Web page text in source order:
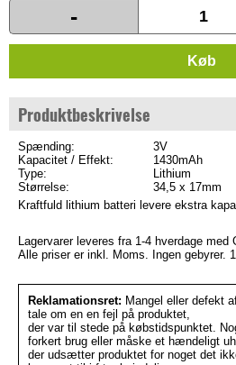
-
Køb
Produktbeskrivelse
Spænding:
3V
Kapacitet / Effekt:
1430mAh
Type:
Lithium
Størrelse:
34,5 x 17mm
Kraftfuld lithium batteri levere ekstra
Lagervarer leveres fra 1-4 hverdage med
Alle priser er inkl. Moms. Ingen gebyrer.
Reklamationsret: Mangel eller defekt
tale om en en fejl på produktet,
der var til stede på købstidspunktet.
forkert brug eller måske et hændeligt
der udsætter produktet for noget det